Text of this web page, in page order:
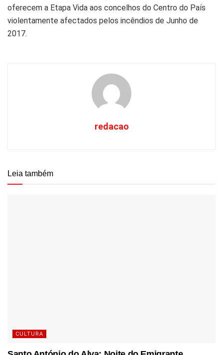
oferecem a Etapa Vida aos concelhos do Centro do País
violentamente afectados pelos incêndios de Junho de
2017.
redacao
Leia também
CULTURA